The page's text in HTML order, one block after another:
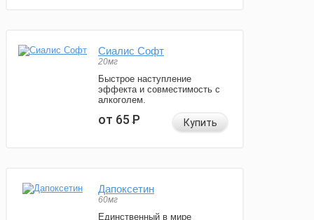
Сиалис Софт
20мг
Быстрое наступление
эффекта и совместимость с
алкоголем.
от 65Р Купить
Дапоксетин
60мг
Единственный в мире